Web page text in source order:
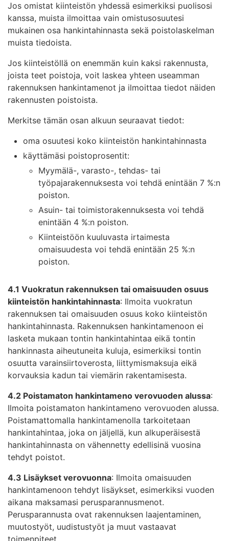
Jos omistat kiinteistön yhdessä esimerkiksi puolisosi
kanssa, muista ilmoittaa vain omistusosuutesi
mukainen osa hankintahinnasta sekä poistolaskelman
muista tiedoista.
Jos kiinteistöllä on enemmän kuin kaksi rakennusta,
joista teet poistoja, voit laskea yhteen useamman
rakennuksen hankintamenot ja ilmoittaa tiedot näiden
rakennusten poistoista.
Merkitse tämän osan alkuun seuraavat tiedot:
oma osuutesi koko kiinteistön hankintahinnasta
käyttämäsi poistoprosentit:
Myymälä-, varasto-, tehdas- tai
työpajarakennuksesta voi tehdä enintään 7 %:n
poiston.
Asuin- tai toimistorakennuksesta voi tehdä
enintään 4 %:n poiston.
Kiinteistöön kuuluvasta irtaimesta
omaisuudesta voi tehdä enintään 25 %:n
poiston.
4.1 Vuokratun rakennuksen tai omaisuuden osuus
kiinteistön hankintahinnasta: Ilmoita vuokratun
rakennuksen tai omaisuuden osuus koko kiinteistön
hankintahinnasta. Rakennuksen hankintamenoon ei
lasketa mukaan tontin hankintahintaa eikä tontin
hankinnasta aiheutuneita kuluja, esimerkiksi tontin
osuutta varainsiirtoverosta, liittymismaksuja eikä
korvauksia kadun tai viemärin rakentamisesta.
4.2 Poistamaton hankintameno verovuoden alussa:
Ilmoita poistamaton hankintameno verovuoden alussa.
Poistamattomalla hankintamenolla tarkoitetaan
hankintahintaa, joka on jäljellä, kun alkuperäisestä
hankintahinnasta on vähennetty edellisinä vuosina
tehdyt poistot.
4.3 Lisäykset verovuonna: Ilmoita omaisuuden
hankintamenoon tehdyt lisäykset, esimerkiksi vuoden
aikana maksamasi perusparannusmenot.
Perusparannusta ovat rakennuksen laajentaminen,
muutostyöt, uudistustyöt ja muut vastaavat